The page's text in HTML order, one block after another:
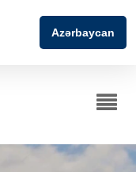
Azərbaycan